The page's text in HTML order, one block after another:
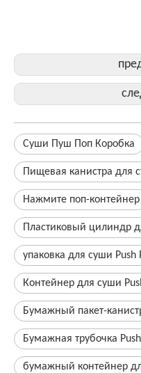
Суши Пуш Поп Коробка
Пищевая канистра для
Нажмите поп-контейнер
Пластиковый цилиндр
упаковка для суши Push
Контейнер для суши
Бумажный пакет-
Бумажная трубочка
бумажный контейнер